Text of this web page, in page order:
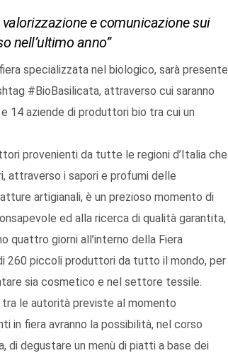
e comunicazione sui
nell’ultimo anno”
specializzata nel biologico, sarà presente
#BioBasilicata, attraverso cui saranno
14 aziende di produttori bio tra cui un
provenienti da tutte le regioni d’Italia che
attraverso i sapori e profumi delle
artigianali, è un prezioso momento di
ed alla ricerca di qualità garantita,
quattro giorni all’interno della Fiera
260 piccoli produttori da tutto il mondo, per
sia cosmetico e nel settore tessile.
tra le autorità previste al momento
in fiera avranno la possibilità, nel corso
di degustare un menù di piatti a base dei